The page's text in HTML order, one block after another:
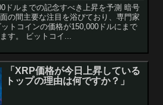
ドルまでの記念すべき上昇を予測 暗号
の間主要な注目を浴びており、専門家
トコインの価格が150,000ドルにまで
す。 ビットコイ...
「XRP価格が今日上昇している
トップの理由は何ですか？」